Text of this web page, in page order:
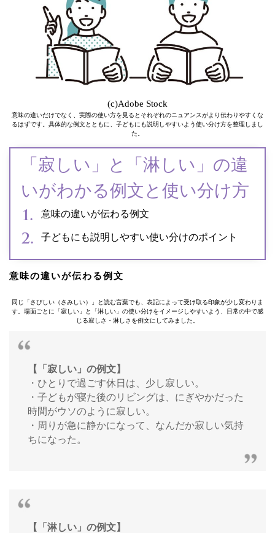
(c)Adobe Stock
意味の違いだけでなく、実際の使い方を見るとそれぞれのニュアンスがより伝わりやすくな
るはずです。具体的な例文とともに、子どもにも説明しやすいよう使い分け方を整理しまし
た。
「寂しい」と「淋しい」の違
いがわかる例文と使い分け方
意味の違いが伝わる例文
子どもにも説明しやすい使い分けのポイント
意味の違いが伝わる例文
同じ「さびしい（さみしい）」と読む言葉でも、表記によって受け取る印象が少し変わりま
す。場面ごとに「寂しい」と「淋しい」の使い分けをイメージしやすいよう、日常の中で感
じる寂しさ・淋しさを例文にしてみました。
【「寂しい」の例文】
・ひとりで過ごす休日は、少し寂しい。
・子どもが寝た後のリビングは、にぎやかだった
時間がウソのように寂しい。
・周りが急に静かになって、なんだか寂しい気持
ちになった。
【「淋しい」の例文】